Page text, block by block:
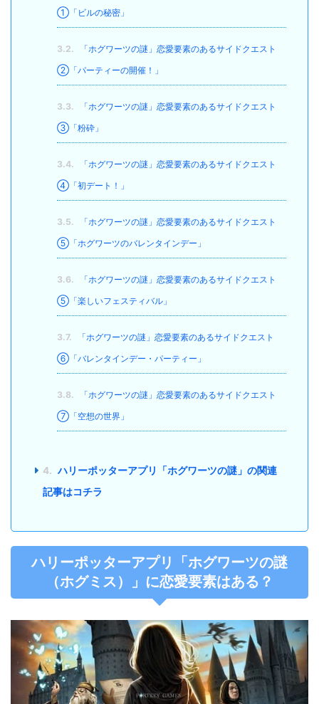
①「ビルの秘密」
3.2.
「ホグワーツの謎」恋愛要素のあるサイドクエスト
②「パーティーの開催！」
3.3.
「ホグワーツの謎」恋愛要素のあるサイドクエスト
③「粉砕」
3.4.
「ホグワーツの謎」恋愛要素のあるサイドクエスト
④「初デート！」
3.5.
「ホグワーツの謎」恋愛要素のあるサイドクエスト
⑤「ホグワーツのバレンタインデー」
3.6.
「ホグワーツの謎」恋愛要素のあるサイドクエスト
⑤「楽しいフェスティバル」
3.7.
「ホグワーツの謎」恋愛要素のあるサイドクエスト
⑥「バレンタインデー・パーティー」
3.8.
「ホグワーツの謎」恋愛要素のあるサイドクエスト
⑦「空想の世界」
4. ハリーポッターアプリ「ホグワーツの謎」の関連
記事はコチラ
ハリーポッターアプリ「ホグワーツの謎
（ホグミス）」に恋愛要素はある？